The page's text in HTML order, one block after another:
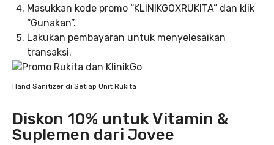
Masukkan kode promo “KLINIKGOXRUKITA” dan klik
“Gunakan”.
Lakukan pembayaran untuk menyelesaikan
transaksi.
Hand Sanitizer di Setiap Unit Rukita
Diskon 10% untuk Vitamin &
Suplemen dari Jovee